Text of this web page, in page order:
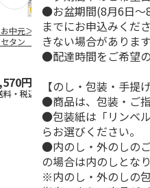
中元＞ミツコシ
セタン ザ・フー
冷製スープ詰合
円
料・税込)
スープストックト
キョー ４種のＯ
ａｙｕセット８袋
【慶事 …
3,870円
(送料・税込)
●お盆期間(8月6日～
までにお申込みくだ
きない場合があります
●配達時間をご希望
【のし・包装・手提
●商品は、包装・ご
●包装紙は「リンベ
らお選びください。
●内のし・外のしの
の場合は内のしとなり
※内のし・外のしの